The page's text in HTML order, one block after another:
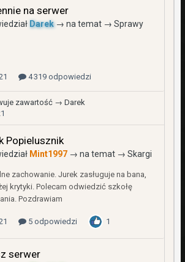
na serwer
Darek→ na temat → Sprawy
4 319 odpowiedzi
zawartość → Darek
Popielusznik
Mint1997→ na temat → Skargi
zachowanie. Jurek zasługuje na bana,
krytyki. Polecam odwiedzić szkołę
Pozdrawiam
5 odpowiedzi 1
serwer